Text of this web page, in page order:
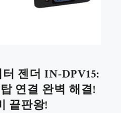
젠더 IN-DPV15:
연결 완벽 해결!
끝판왕!